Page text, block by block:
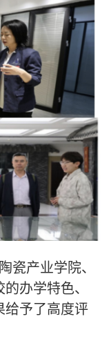
瓷产业学院、
办学特色、
给予了高度评